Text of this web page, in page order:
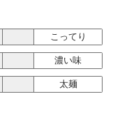
こってり
濃い味
太麺